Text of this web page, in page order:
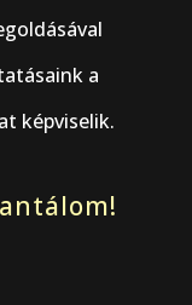
a
képviselik.